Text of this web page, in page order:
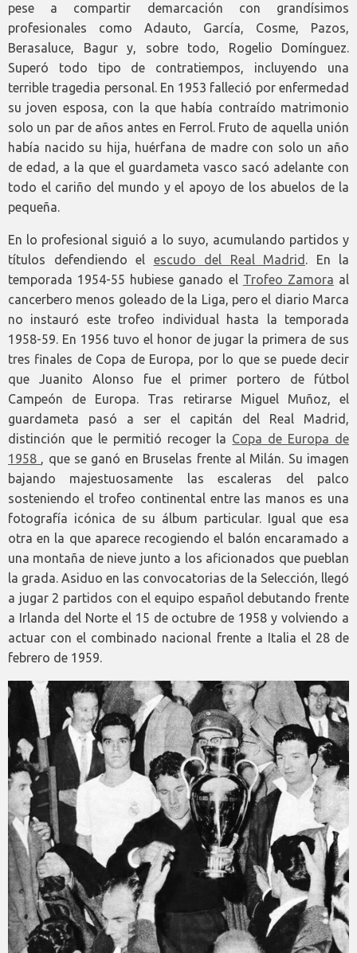
pese a compartir demarcación con grandísimos
profesionales como Adauto, García, Cosme, Pazos,
Berasaluce, Bagur y, sobre todo, Rogelio Domínguez.
Superó todo tipo de contratiempos, incluyendo una
terrible tragedia personal. En 1953 falleció por enfermedad
su joven esposa, con la que había contraído matrimonio
solo un par de años antes en Ferrol. Fruto de aquella unión
había nacido su hija, huérfana de madre con solo un año
de edad, a la que el guardameta vasco sacó adelante con
todo el cariño del mundo y el apoyo de los abuelos de la
pequeña.
En lo profesional siguió a lo suyo, acumulando partidos y
títulos defendiendo el escudo del Real Madrid . En la
temporada 1954-55 hubiese ganado el Trofeo Zamora al
cancerbero menos goleado de la Liga, pero el diario Marca
no instauró este trofeo individual hasta la temporada
1958-59. En 1956 tuvo el honor de jugar la primera de sus
tres finales de Copa de Europa, por lo que se puede decir
que Juanito Alonso fue el primer portero de fútbol
Campeón de Europa. Tras retirarse Miguel Muñoz, el
guardameta pasó a ser el capitán del Real Madrid,
distinción que le permitió recoger la Copa de Europa de
1958 , que se ganó en Bruselas frente al Milán. Su imagen
bajando majestuosamente las escaleras del palco
sosteniendo el trofeo continental entre las manos es una
fotografía icónica de su álbum particular. Igual que esa
otra en la que aparece recogiendo el balón encaramado a
una montaña de nieve junto a los aficionados que pueblan
la grada. Asiduo en las convocatorias de la Selección, llegó
a jugar 2 partidos con el equipo español debutando frente
a Irlanda del Norte el 15 de octubre de 1958 y volviendo a
actuar con el combinado nacional frente a Italia el 28 de
febrero de 1959.